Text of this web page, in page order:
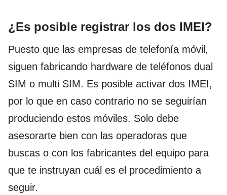
¿Es posible registrar los dos IMEI?
Puesto que las empresas de telefonía móvil,
siguen fabricando hardware de teléfonos dual
SIM o multi SIM. Es posible activar dos IMEI,
por lo que en caso contrario no se seguirían
produciendo estos móviles. Solo debe
asesorarte bien con las operadoras que
buscas o con los fabricantes del equipo para
que te instruyan cuál es el procedimiento a
seguir.